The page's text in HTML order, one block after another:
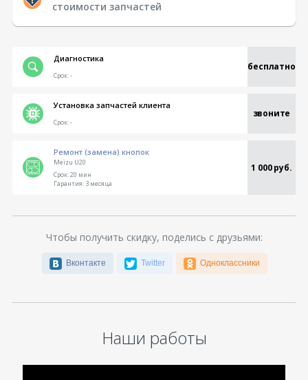
стоимости запчастей
Диагностика
бесплатно
Срок:-
Установка запчастей клиента
звоните
Срок:-
Ремонт (замена) кнопок
Meizu U20 1 000 руб.
Срок:20 мин
Гарантия:3 месяца
Чтобы получить скидку, поделись с друзьями:
Вконтакте Twitter Одноклассники
Наши работы